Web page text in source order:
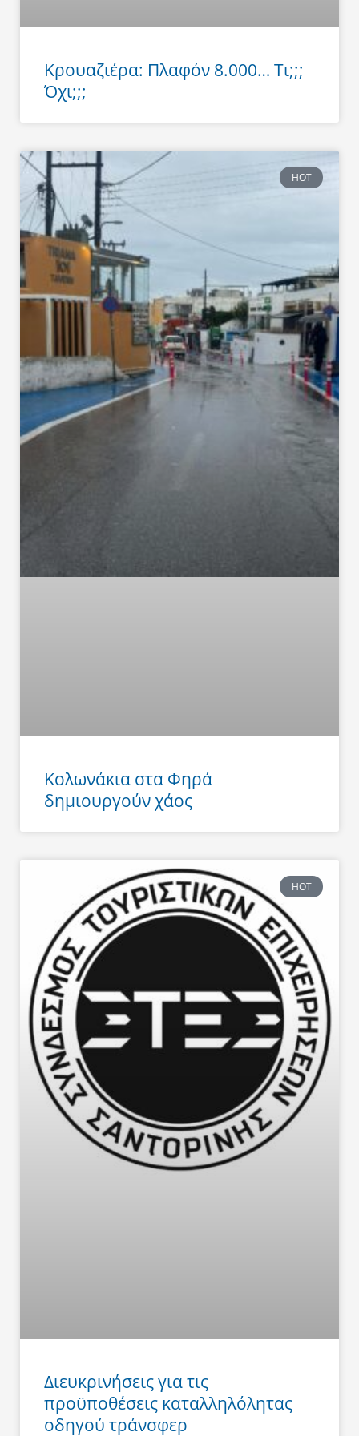
Κρουαζιέρα: Πλαφόν 8.000… Τι;;;
Όχι;;;
HOT
Κολωνάκια στα Φηρά
δημιουργούν χάος
HOT
Διευκρινήσεις για τις
προϋποθέσεις καταλληλόλητας
οδηγού τράνσφερ